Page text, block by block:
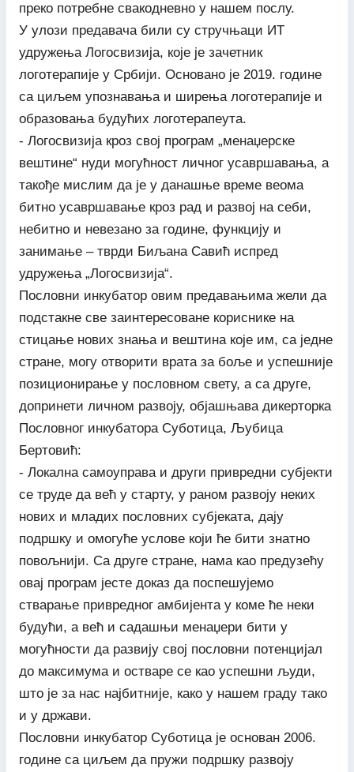
преко потребне свакодневно у нашем послу.
У улози предавача били су стручњаци ИТ
удружења Логосвизија, које је зачетник
логотерапије у Србији. Основано је 2019. године
са циљем упознавања и ширења логотерапије и
образовања будућих логотерапеута.
- Логосвизија кроз свој програм „менаџерске
вештине“ нуди могућност личног усавршавања, а
такође мислим да је у данашње време веома
битно усавршавање кроз рад и развој на себи,
небитно и невезано за године, функцију и
занимање – тврди Биљана Савић испред
удружења „Логосвизија“.
Пословни инкубатор овим предавањима жели да
подстакне све заинтересоване кориснике на
стицање нових знања и вештина које им, са једне
стране, могу отворити врата за боље и успешније
позиционирање у пословном свету, а са друге,
допринети личном развоју, објашњава дикерторка
Пословног инкубатора Суботица, Љубица
Бертовић:
- Локална самоуправа и други привредни субјекти
се труде да већ у старту, у раном развоју неких
нових и младих пословних субјеката, дају
подршку и омогуће услове који ће бити знатно
повољнији. Са друге стране, нама као предузећу
овај програм јесте доказ да поспешујемо
стварање привредног амбијента у коме ће неки
будући, а већ и садашњи менаџери бити у
могућности да развију свој пословни потенцијал
до максимума и остваре се као успешни људи,
што је за нас најбитније, како у нашем граду тако
и у држави.
Пословни инкубатор Суботица је основан 2006.
године са циљем да пружи подршку развоју